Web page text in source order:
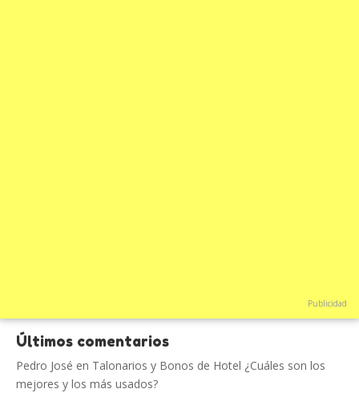
Publicidad
Últimos comentarios
Pedro José en Talonarios y Bonos de Hotel ¿Cuáles son los
mejores y los más usados?